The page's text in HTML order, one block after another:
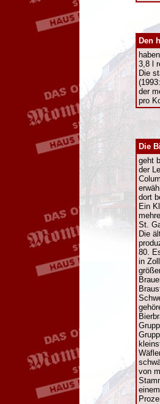
Den
3,8 l
Die
der
pro
Die
geht
der
dort
Ein
St.
Die
80.
in
von